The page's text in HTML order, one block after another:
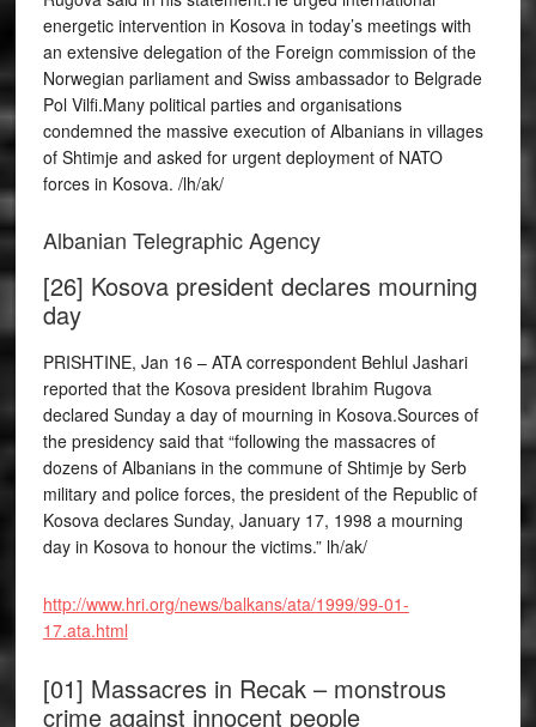
energetic intervention in Kosova in today’s meetings with
an extensive delegation of the Foreign commission of the
Norwegian parliament and Swiss ambassador to Belgrade
Pol Vilfi.Many political parties and organisations
condemned the massive execution of Albanians in villages
of Shtimje and asked for urgent deployment of NATO
forces in Kosova. /lh/ak/
Albanian Telegraphic Agency
[26] Kosova president declares mourning
day
PRISHTINE, Jan 16 – ATA correspondent Behlul Jashari
reported that the Kosova president Ibrahim Rugova
declared Sunday a day of mourning in Kosova.Sources of
the presidency said that “following the massacres of
dozens of Albanians in the commune of Shtimje by Serb
military and police forces, the president of the Republic of
Kosova declares Sunday, January 17, 1998 a mourning
day in Kosova to honour the victims.” lh/ak/
http://www.hri.org/news/balkans/ata/1999/99-01-
17.ata.html
[01] Massacres in Recak – monstrous
crime against innocent people